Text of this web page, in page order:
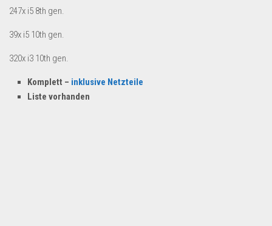
Restposten für Privatpersonen
Saison & Eventprodkte
Dropshipping-Produkte
247x i5 8th gen.
39x i5 10th gen.
320x i3 10th gen.
Komplett – inklusive Netzteile
Liste vorhanden